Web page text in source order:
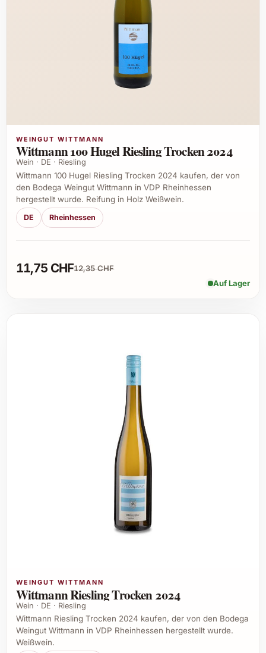
WEINGUT WITTMANN
Wittmann 100 Hugel Riesling Trocken 2024
Wein · DE · Riesling
Wittmann 100 Hugel Riesling Trocken 2024 kaufen, der von
den Bodega Weingut Wittmann in VDP Rheinhessen
hergestellt wurde. Reifung in Holz Weißwein.
DE Rheinhessen
11,75 CHF12,35 CHF
Auf Lager
WEINGUT WITTMANN
Wittmann Riesling Trocken 2024
Wein · DE · Riesling
Wittmann Riesling Trocken 2024 kaufen, der von den Bodega
Weingut Wittmann in VDP Rheinhessen hergestellt wurde.
Weißwein.